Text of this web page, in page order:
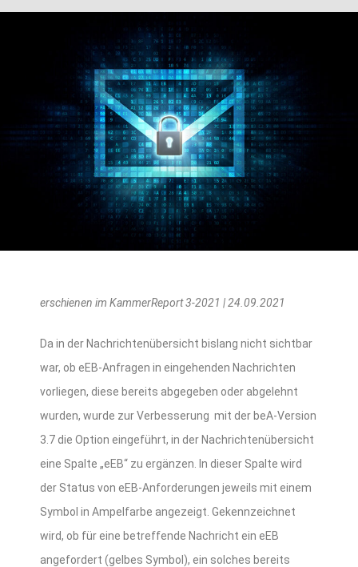
erschienen im KammerReport 3-2021 | 24.09.2021
Da in der Nachrichtenübersicht bislang nicht sichtbar
war, ob eEB-Anfragen in eingehenden Nachrichten
vorliegen, diese bereits abgegeben oder abgelehnt
wurden, wurde zur Verbesserung mit der beA-Version
3.7 die Option eingeführt, in der Nachrichtenübersicht
eine Spalte „eEB“ zu ergänzen. In dieser Spalte wird
der Status von eEB-Anforderungen jeweils mit einem
Symbol in Ampelfarbe angezeigt. Gekennzeichnet
wird, ob für eine betreffende Nachricht ein eEB
angefordert (gelbes Symbol), ein solches bereits